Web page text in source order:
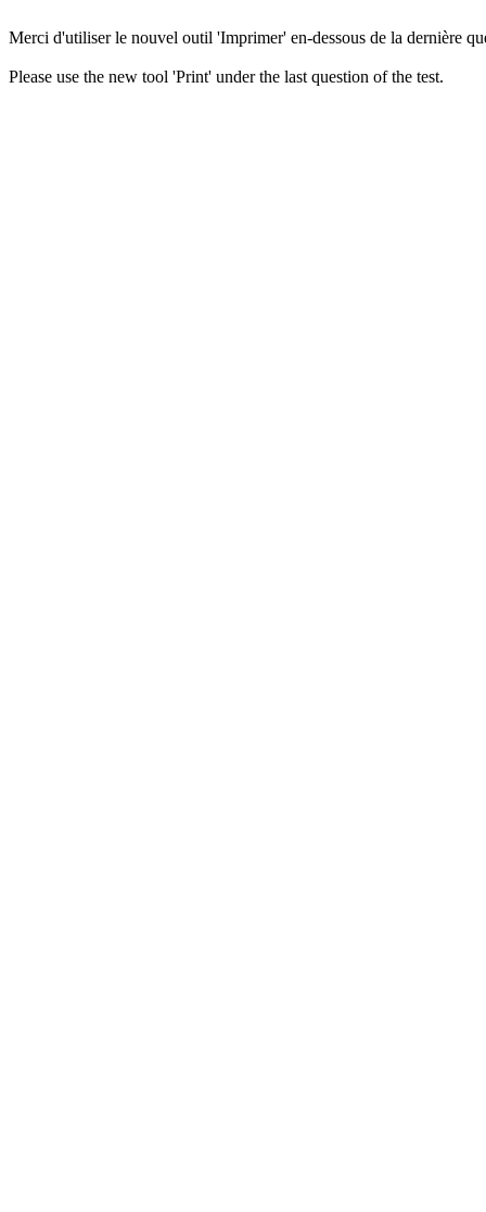
Merci d'utiliser le nouvel outil 'Imprimer' en-dessous de la dernière
Please use the new tool 'Print' under the last question of the test.